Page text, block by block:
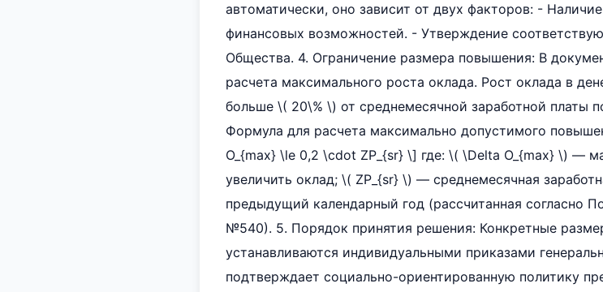
автоматически, оно зависит от двух факторов: -
финансовых возможностей. - Утверждение
Общества. 4. Ограничение размера повышения: В
расчета максимального роста оклада. Рост оклада в
больше \( 20\% \) от среднемесячной заработной платы
Формула для расчета максимально допустимого
O_{max} \le 0,2 \cdot ZP_{sr} \] где: \( \Delta O_{max} \) —
увеличить оклад; \( ZP_{sr} \) — среднемесячная
предыдущий календарный год (рассчитанная согласно
№540). 5. Порядок принятия решения: Конкретные
устанавливаются индивидуальными приказами
подтверждает социально-ориентированную политику